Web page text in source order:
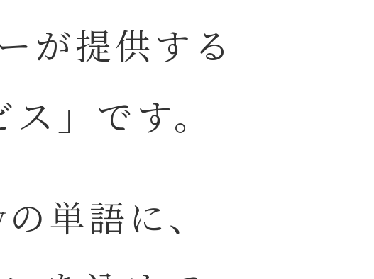
が提供する
」です。
単語に、